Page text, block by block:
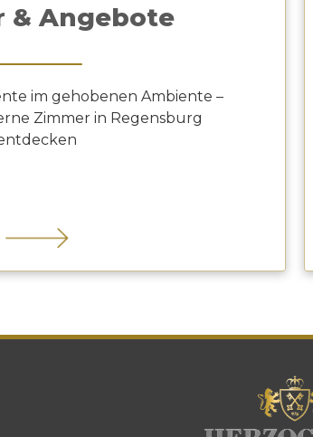
& Angebote
im gehobenen Ambiente –
Zimmer in Regensburg